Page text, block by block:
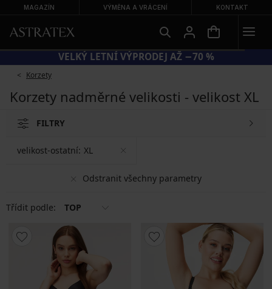
MAGAZÍN VÝMĚNA A VRÁCENÍ KONTAKT
VELKÝ LETNÍ VÝPRODEJ AŽ −70 %
Korzety
Korzety nadměrné velikosti - velikost XL
FILTRY
Odstranit všechny parametry
velikost-ostatní: XL
Třídit podle: TOP